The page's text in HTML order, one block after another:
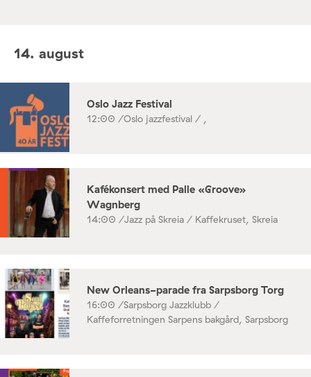
14. august
Oslo Jazz Festival
12:00 /Oslo jazzfestival / ,
Kafékonsert med Palle «Groove»
Wagnberg
14:00 /Jazz på Skreia / Kaffekruset, Skreia
New Orleans-parade fra Sarpsborg Torg
16:00 /Sarpsborg Jazzklubb /
Kaffeforretningen Sarpens bakgård, Sarpsborg